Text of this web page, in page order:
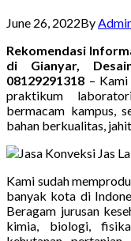
June 26, 2022By
Rekomendasi
di Gianyar,
08129291318 –
praktikum
bermacam kampus,
bahan berkualitas,
Kami sudah
banyak kota di
Beragam jurusan
kimia, biologi,